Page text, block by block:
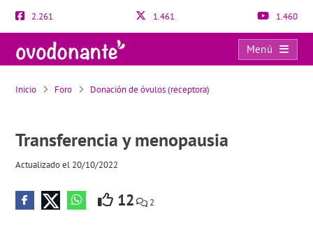
2.261 1.461 1.460
Menú
Transferencia y menopausia
Inicio Foro Donación de óvulos (receptora)
Transferencia y menopausia
Actualizado el 20/10/2022
12 2